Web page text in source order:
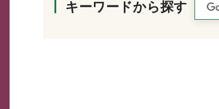
キーワードから探す